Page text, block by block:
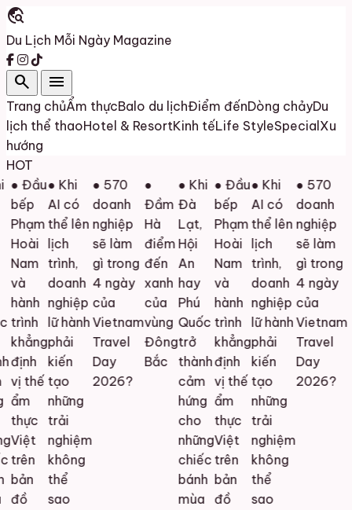
travel_explore
Du Lịch Mỗi Ngày Magazine
search menu
Trang chủẨm thựcBalo du lịchĐiểm đếnDòng chảyDu
lịch thể thaoHotel & ResortKinh tếLife StyleSpecial Xu
hướng
HOT
● Đầu
bếp
Phạm
Hoài
Nam
và
hành
trình
khẳng
định
vị thế
ẩm
thực
Việt
trên
bản
đồ
● Khi
AI có
thể lên
lịch
trình,
doanh
nghiệp
lữ hành
phải
kiến
tạo
những
trải
nghiệm
không
thể
sao
● 570
doanh
nghiệp
sẽ làm
gì trong
4 ngày
của
Vietnam
Travel
Day
2026?
●
Đầm
Hà
điểm
đến
xanh
của
vùng
Đông
Bắc
● Khi
Đà
Lạt,
Hội
An
hay
Phú
Quốc
trở
thành
cảm
hứng
cho
những
chiếc
bánh
mùa
● Đầu
bếp
Phạm
Hoài
Nam
và
hành
trình
khẳng
định
vị thế
ẩm
thực
Việt
trên
bản
đồ
● Khi
AI có
thể lên
lịch
trình,
doanh
nghiệp
lữ hành
phải
kiến
tạo
những
trải
nghiệm
không
thể
sao
● 570
doanh
nghiệp
sẽ làm
gì trong
4 ngày
của
Vietnam
Travel
Day
2026?